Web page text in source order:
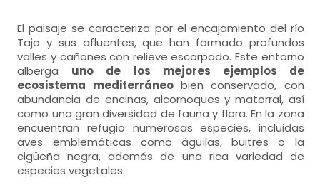
El paisaje se caracteriza por el encajamiento del río
Tajo y sus afluentes, que han formado profundos
valles y cañones con relieve escarpado. Este entorno
alberga uno de los mejores ejemplos de
ecosistema mediterráneobien conservado, con
abundancia de encinas, alcornoques y matorral, así
como una gran diversidad de fauna y flora. En la zona
encuentran refugio numerosas especies, incluidas
aves emblemáticas como águilas, buitres o la
cigüeña negra, además de una rica variedad de
especies vegetales.